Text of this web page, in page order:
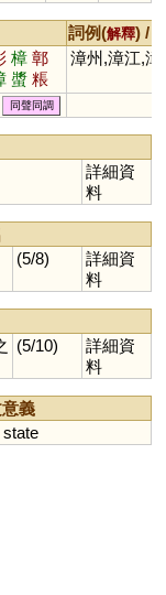
詞例(解釋) /
樟 鄣
螿 粻
漳州,漳江,漳
同聲同調
詳細資
料
(5/8)
詳細資
料
(5/10)
詳細資
料
義
state